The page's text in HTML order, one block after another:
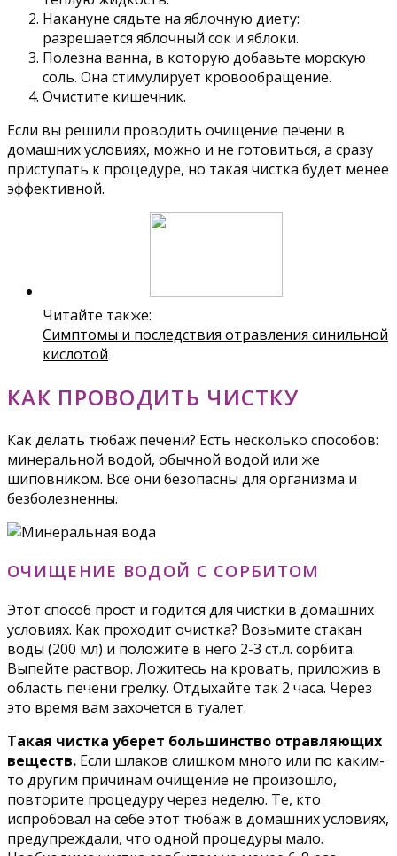
Накануне сядьте на яблочную диету:
разрешается яблочный сок и яблоки.
Полезна ванна, в которую добавьте морскую
соль. Она стимулирует кровообращение.
Очистите кишечник.
Если вы решили проводить очищение печени в
домашних условиях, можно и не готовиться, а сразу
приступать к процедуре, но такая чистка будет менее
эффективной.
Читайте также:
Симптомы и последствия отравления синильной
кислотой
КАК ПРОВОДИТЬ ЧИСТКУ
Как делать тюбаж печени? Есть несколько способов:
минеральной водой, обычной водой или же
шиповником. Все они безопасны для организма и
безболезненны.
ОЧИЩЕНИЕ ВОДОЙ С СОРБИТОМ
Этот способ прост и годится для чистки в домашних
условиях. Как проходит очистка? Возьмите стакан
воды (200 мл) и положите в него 2-3 ст.л. сорбита.
Выпейте раствор. Ложитесь на кровать, приложив в
область печени грелку. Отдыхайте так 2 часа. Через
это время вам захочется в туалет.
Такая чистка уберет большинство отравляющих
веществ. Если шлаков слишком много или по каким-
то другим причинам очищение не произошло,
повторите процедуру через неделю. Те, кто
испробовал на себе этот тюбаж в домашних условиях,
предупреждали, что одной процедуры мало.